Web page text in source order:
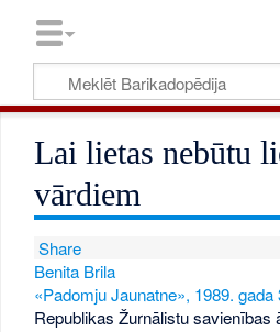
Lai lietas nebūtu
vārdiem
Share
Benita Brila
«Padomju Jaunatne», 1989. gada
Republikas Žurnālistu savienības